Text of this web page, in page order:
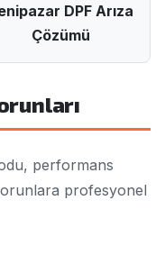
DPF Arıza
Çözümü
performans
profesyonel